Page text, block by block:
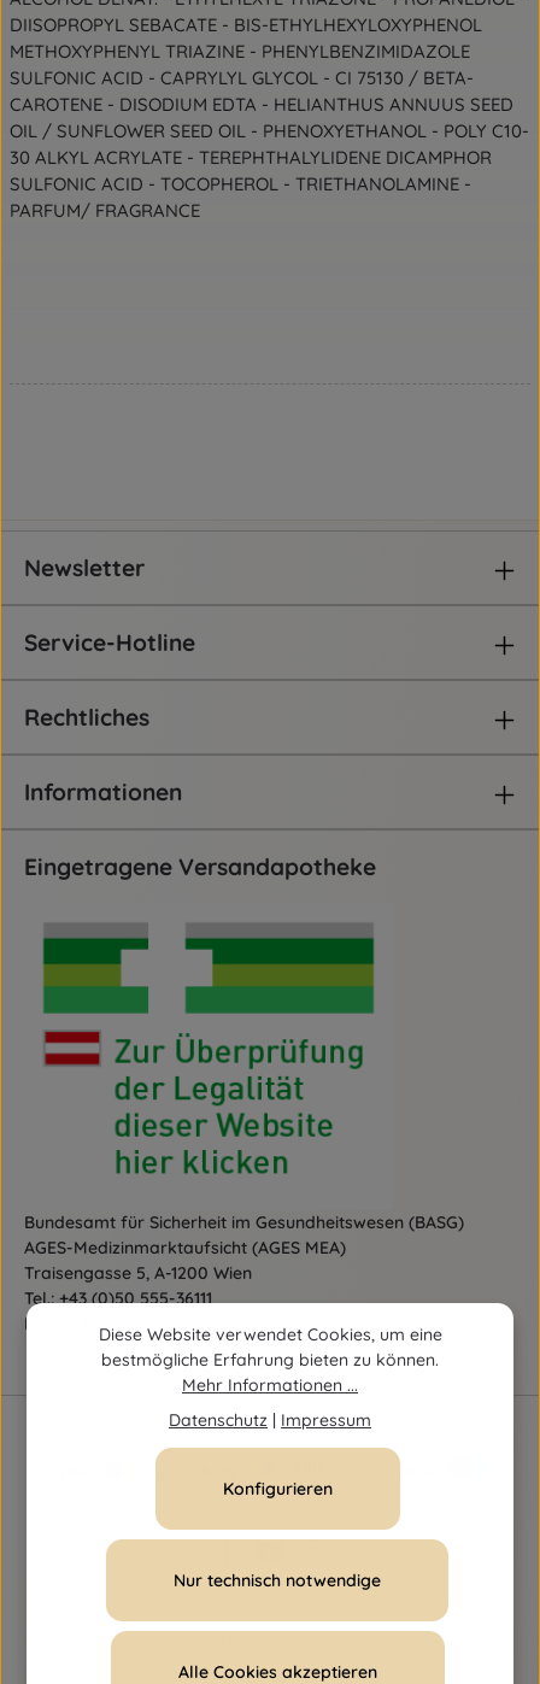
DIISOPROPYL SEBACATE - BIS-ETHYLHEXYLOXYPHENOL
METHOXYPHENYL TRIAZINE - PHENYLBENZIMIDAZOLE
SULFONIC ACID - CAPRYLYL GLYCOL - CI 75130 / BETA-
CAROTENE - DISODIUM EDTA - HELIANTHUS ANNUUS SEED
OIL / SUNFLOWER SEED OIL - PHENOXYETHANOL - POLY C10-
30 ALKYL ACRYLATE - TEREPHTHALYLIDENE DICAMPHOR
SULFONIC ACID - TOCOPHEROL - TRIETHANOLAMINE -
PARFUM/ FRAGRANCE
Newsletter
Service-Hotline
Rechtliches
Informationen
Eingetragene Versandapotheke
Bundesamt für Sicherheit im Gesundheitswesen (BASG)
AGES-Medizinmarktaufsicht (AGES MEA)
Traisengasse 5, A-1200 Wien
Tel.:+43 (0)50 555-36111
E-Mail:
fernabsatz@ages.at
Alle Preise inkl. gesetzl. Mehrwertsteuer zzgl.Versandkosten
Diese Website verwendet Cookies, um eine
bestmögliche Erfahrung bieten zu können.
Mehr Informationen ...
Datenschutz | Impressum
Nur technisch notwendige
Konfigurieren
Alle Cookies akzeptieren